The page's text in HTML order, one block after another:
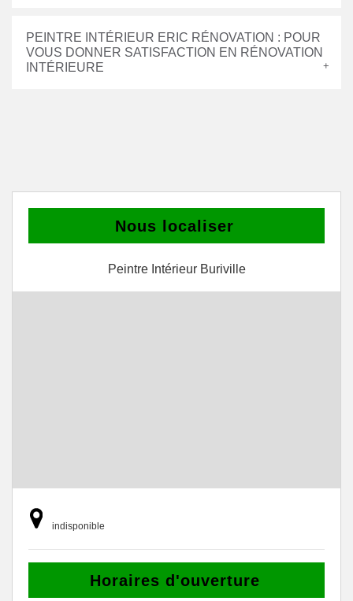
PEINTRE INTÉRIEUR ERIC RÉNOVATION : POUR
VOUS DONNER SATISFACTION EN RÉNOVATION
INTÉRIEURE
Nous localiser
Peintre Intérieur Buriville
indisponible
Horaires d'ouverture